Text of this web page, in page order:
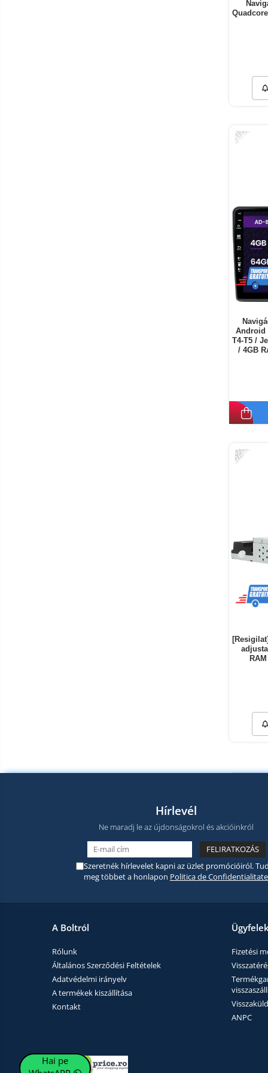
-11%
Android
T4-T5 /
/ 4GB
-32%
Hírlevél
Ne maradj le az újdonságokrol és akcióinkról
Szeretnék hírlevelet kapni az üzlet promócióiról.
meg többet a honlapon Politica de Confidentialitate
A Boltról
Rólunk
Általános Szerződési Feltételek
Adatvédelmi irányelv
A termékek kiszállítása
Kontakt
Fizetési
ANPC
Hai pe